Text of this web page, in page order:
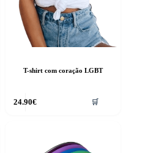
T-shirt com coração LGBT
24.90€ 🛒
product